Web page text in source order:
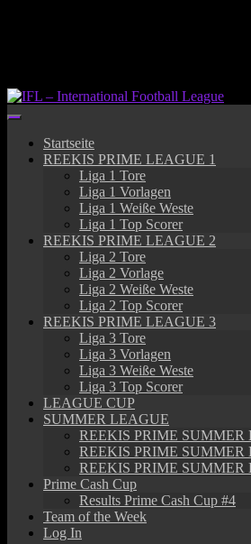
Startseite
REEKIS PRIME LEAGUE 1
Liga 1 Tore
Liga 1 Vorlagen
Liga 1 Weiße Weste
Liga 1 Top Scorer
REEKIS PRIME LEAGUE 2
Liga 2 Tore
Liga 2 Vorlage
Liga 2 Weiße Weste
Liga 2 Top Scorer
REEKIS PRIME LEAGUE 3
Liga 3 Tore
Liga 3 Vorlagen
Liga 3 Weiße Weste
Liga 3 Top Scorer
LEAGUE CUP
SUMMER LEAGUE
REEKIS PRIME SUMMER
REEKIS PRIME SUMMER
REEKIS PRIME SUMMER
Prime Cash Cup
Results Prime Cash Cup #4
Team of the Week
Log In